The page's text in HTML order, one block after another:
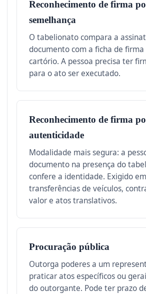
Reconhecimento de firma
semelhança
O tabelionato compara a
documento com a ficha de
cartório. A pessoa precisa ter
para o ato ser executado.
Reconhecimento de firma
autenticidade
Modalidade mais segura: a
documento na presença do
confere a identidade. Exigido em
transferências de veículos,
valor e atos translativos.
Procuração pública
Outorga poderes a um
praticar atos específicos ou
do outorgante. Pode ter prazo